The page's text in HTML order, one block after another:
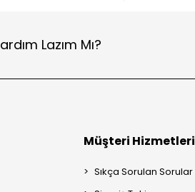
Lazım Mı?
Müşteri Hizmetleri
Sıkça Sorulan Sorular